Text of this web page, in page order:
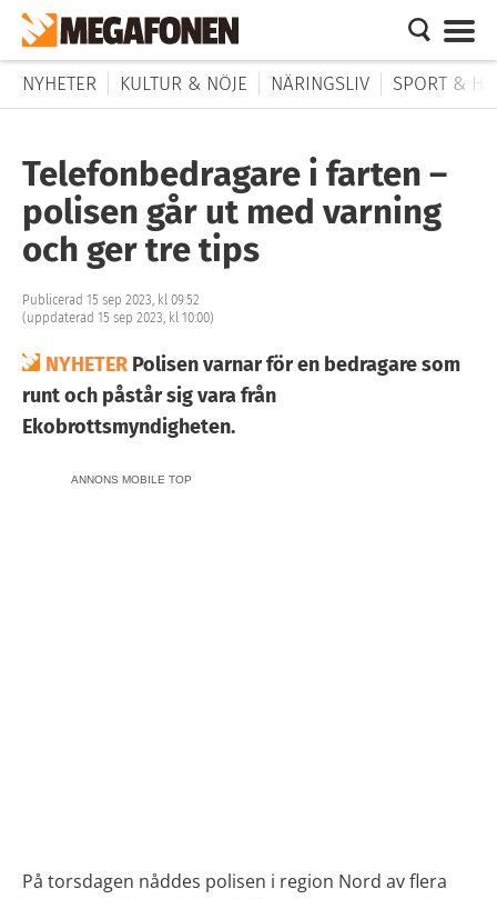
NYHETER KULTUR & NÖJE NÄRINGSLIV SPORT &
Telefonbedragare i farten –
polisen går ut med varning
och ger tre tips
Publicerad 15 sep 2023, kl 09:52
(uppdaterad 15 sep 2023, kl 10:00)
NYHETER Polisen varnar för en bedragare som
runt och påstår sig vara från
Ekobrottsmyndigheten.
ANNONS MOBILE TOP
På torsdagen nåddes polisen i region Nord av flera